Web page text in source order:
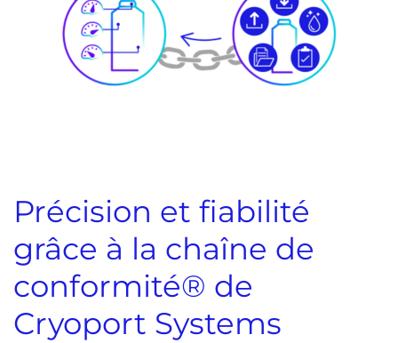
Précision et fiabilité
grâce à la chaîne de
conformité® de
Cryoport Systems